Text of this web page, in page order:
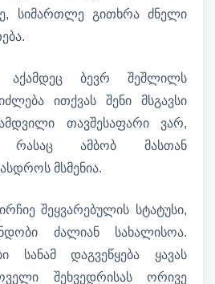
სიმართლე გითხრა ძნელი
აქამდეც ბევრ შეშლილს
ითქვას შენი მსგავსი
თავშესაფარი ვარ,
ამბობ მასთან
მსმენია.
შეყვარებულის სტატუსი,
ძალიან სახალისოა.
სანამ დაგვეწყება ყავას
შეხვედრისას ორივე